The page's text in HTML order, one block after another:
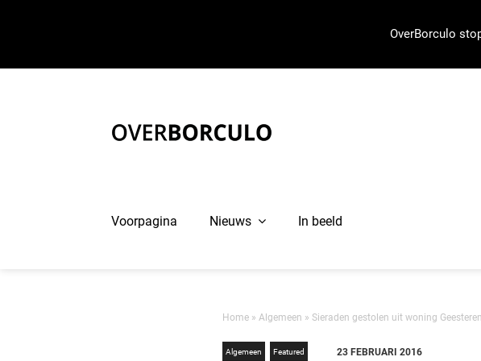
OverBorculo
Voorpagina Nieuws In beeld
Home »Algemeen » Sieraden gestolen uit woning Geesteren
Algemeen Featured 23 FEBRUARI 2016